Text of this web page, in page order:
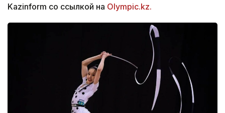
Kazinform со ссылкой на Olympic.kz.